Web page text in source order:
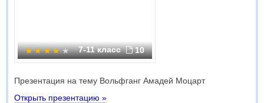
7-11 класс 10
Презентация на тему Вольфганг Амадей Моцарт
Открыть презентацию »